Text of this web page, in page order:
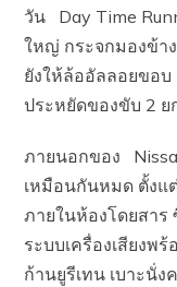
วัน Day Time
ใหญ่ กระจกมองข้า
ยังให้ล้ออัลลอยขอ
ประหยัดของขับ 2
ภายนอกของ
เหมือนกันหมด ตั้งแ
ภายในห้องโดยสาร
ระบบเครื่องเสียงพ
ก้านยูรีเทน เบาะนั่